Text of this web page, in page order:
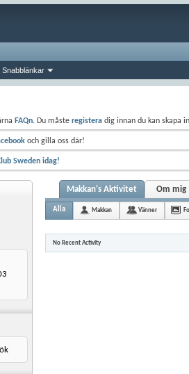
Snabblänkar
FAQn. Du måste registera dig innan du kan skapa
och gilla oss där!
Sweden idag!
Makkan's Aktivitet Om mig
Alla Makkan Vänner
No Recent Activity